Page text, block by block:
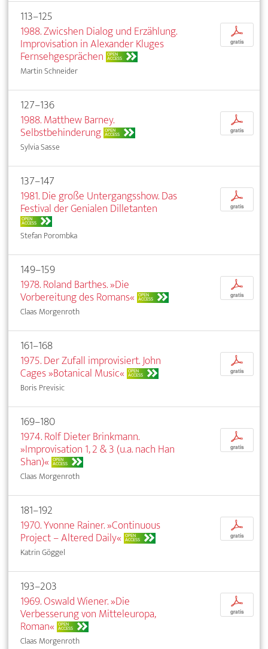
113–125
1988. Zwicshen Dialog und Erzählung.
Improvisation in Alexander Kluges
Fernsehgesprächen OPEN
ACCESS
Martin Schneider
p
gratis
127–136
1988. Matthew Barney.
Selbstbehinderung OPEN
ACCESS
Sylvia Sasse
p
gratis
137–147
1981. Die große Untergangsshow. Das
Festival der Genialen Dilletanten
OPEN
ACCESS
Stefan Porombka
p
gratis
149–159
1978. Roland Barthes. »Die
Vorbereitung des Romans« OPEN
ACCESS
Claas Morgenroth
p
gratis
161–168
1975. Der Zufall improvisiert. John
Cages »Botanical Music« OPEN
ACCESS
Boris Previsic
p
gratis
169–180
1974. Rolf Dieter Brinkmann.
»Improvisation 1, 2 & 3 (u.a. nach Han
Shan)« OPEN
ACCESS
Claas Morgenroth
p
gratis
181–192
1970. Yvonne Rainer. »Continuous
Project – Altered Daily« OPEN
ACCESS
Katrin Göggel
p
gratis
193–203
1969. Oswald Wiener. »Die
Verbesserung von Mitteleuropa,
Roman« OPEN
ACCESS
Claas Morgenroth
p
gratis